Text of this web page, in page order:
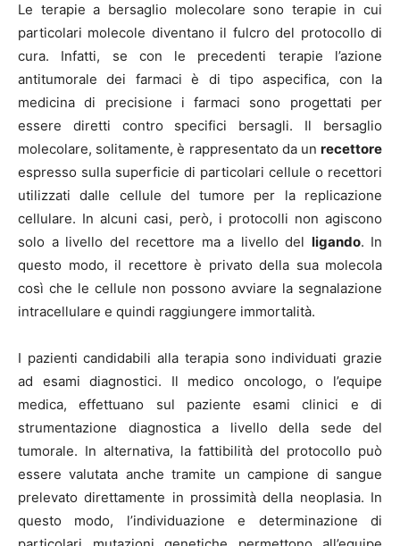
Le terapie a bersaglio molecolare sono terapie in cui
particolari molecole diventano il fulcro del protocollo di
cura. Infatti, se con le precedenti terapie l’azione
antitumorale dei farmaci è di tipo aspecifica, con la
medicina di precisione i farmaci sono progettati per
essere diretti contro specifici bersagli. Il bersaglio
molecolare, solitamente, è rappresentato da un recettore
espresso sulla superficie di particolari cellule o recettori
utilizzati dalle cellule del tumore per la replicazione
cellulare. In alcuni casi, però, i protocolli non agiscono
solo a livello del recettore ma a livello del ligando. In
questo modo, il recettore è privato della sua molecola
così che le cellule non possono avviare la segnalazione
intracellulare e quindi raggiungere immortalità.
I pazienti candidabili alla terapia sono individuati grazie
ad esami diagnostici. Il medico oncologo, o l’equipe
medica, effettuano sul paziente esami clinici e di
strumentazione diagnostica a livello della sede del
tumorale. In alternativa, la fattibilità del protocollo può
essere valutata anche tramite un campione di sangue
prelevato direttamente in prossimità della neoplasia. In
questo modo, l’individuazione e determinazione di